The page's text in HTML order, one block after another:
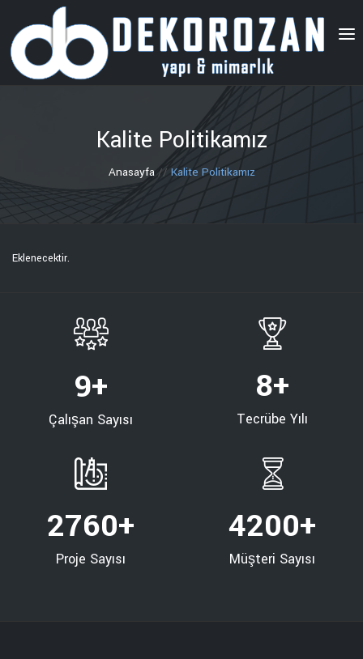
Kalite Politikamız
Anasayfa// Kalite Politikamız
Eklenecektir.
9+
Çalışan Sayısı
8+
Tecrübe Yılı
2760+
Proje Sayısı
4200+
Müşteri Sayısı